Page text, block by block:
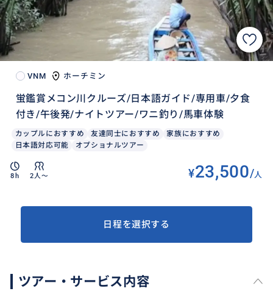
VNM ホーチミン
蛍鑑賞メコン川クルーズ/日本語ガイド/専用車/夕食
付き/午後発/ナイトツアー/ワニ釣り/馬車体験
カップルにおすすめ 友達同士におすすめ
家族におすすめ
日本語対応可能
オプショナルツアー
8h 2人〜 ¥23,500/人
日程を選択する
ツアー・サービス内容